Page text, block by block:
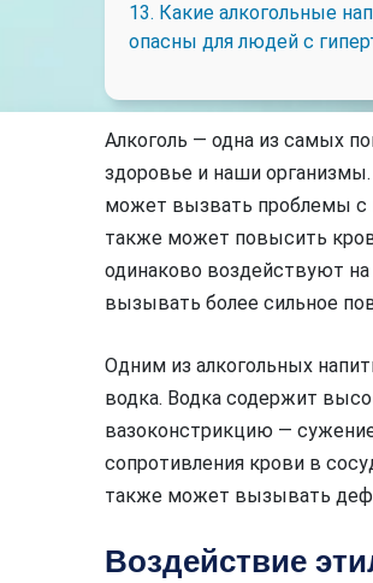
13. Какие алкогольные
опасны для людей с
Алкоголь — одна из самых
здоровье и наши организмы.
может вызвать проблемы с
также может повысить
одинаково воздействуют
вызывать более сильное
Одним из алкогольных
водка. Водка содержит
вазоконстрикцию —
сопротивления крови в
также может вызывать
Воздействие